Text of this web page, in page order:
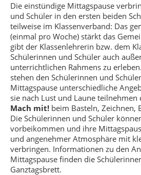
Die einstündige Mittagspause
und Schüler in den ersten beiden
teilweise im Klassenverband: Das
(einmal pro Woche) stärkt das
gibt der Klassenlehrerin bzw. dem
Schülerinnen und Schüler auch
unterrichtlichen Rahmens zu
stehen den Schülerinnen und
Mittagspause unterschiedliche
sie nach Lust und Laune teilnehmen
Mach mit! beim Basteln, Zeichnen,
Die Schülerinnen und Schüler
vorbeikommen und ihre
und angenehmer Atmosphäre mit
verbringen. Informationen zu den
Mittagspause finden die
Ganztagsbrett.